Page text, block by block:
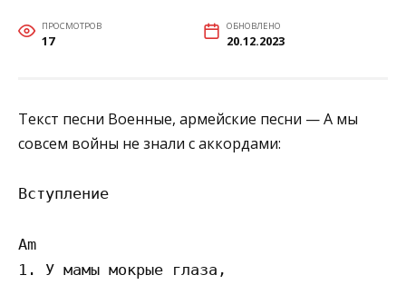
ПРОСМОТРОВ
17
ОБНОВЛЕНО
20.12.2023
Текст песни Военные, армейские песни — А мы
совсем войны не знали с аккордами:
Вступление
Am
1. У мамы мокрые глаза,